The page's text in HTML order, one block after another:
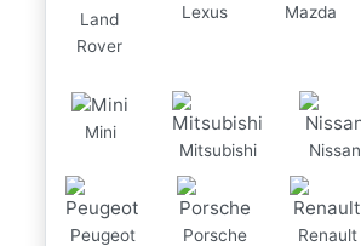
Land
Rover
Lexus
Mazda
Mini
Mitsubishi
Nissan
Peugeot Porsche Renault